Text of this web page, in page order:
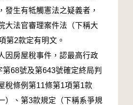
發生有牴觸憲法之疑義者，
大法官審理案件法（下稱大
第2款定有明文。
因房屋稅事件，認最高行政
68號及第643號確定終局判
稅條例第11條第1項第1款
）、第3款規定（下稱系爭規